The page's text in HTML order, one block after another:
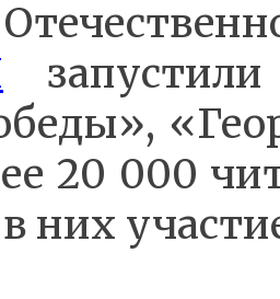
20 000
них